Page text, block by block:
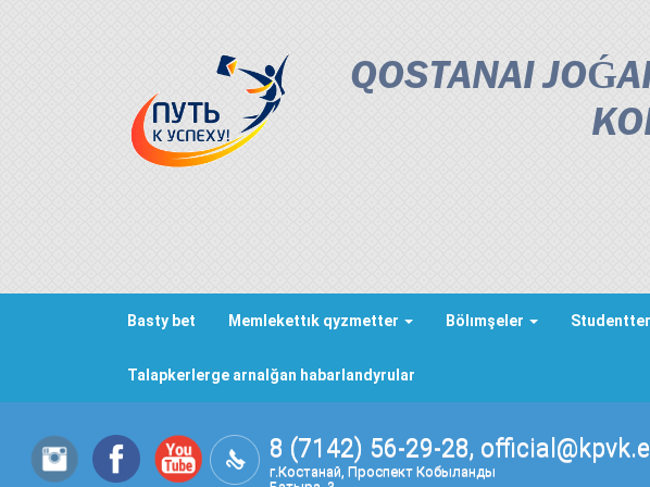
QOSTANAI
Basty bet Memlekettık qyzmetter Bölımşeler
Talapkerlerge arnalğan habarlandyrular
8 (7142) 56-29-28,
г.Костанай, Проспект Кобыланды